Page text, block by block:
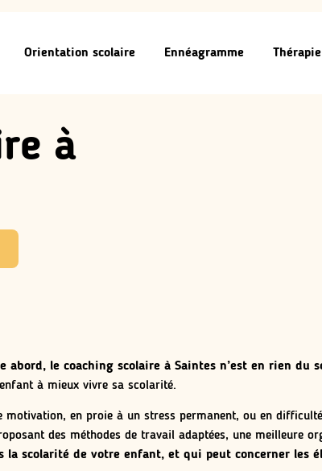
Orientation scolaire Ennéagramme
à
le coaching scolaire à Saintes n’est en rien du
à mieux vivre sa scolarité.
motivation, en proie à un stress permanent, ou en
des méthodes de travail adaptées, une meilleure
la scolarité de votre enfant, et qui peut concerner les